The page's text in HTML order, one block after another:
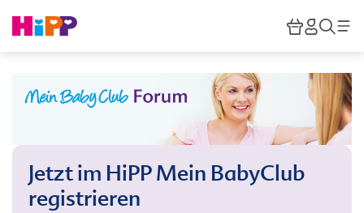
HiPP
Jetzt im HiPP Mein BabyClub
registrieren